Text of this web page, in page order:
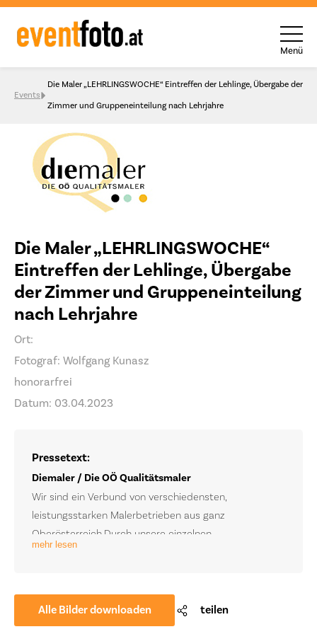
Skip to content
Menü
Events
Die Maler „LEHRLINGSWOCHE“ Eintreffen der Lehlinge, Übergabe der
Zimmer und Gruppeneinteilung nach Lehrjahre
Die Maler „LEHRLINGSWOCHE“
Eintreffen der Lehlinge, Übergabe
der Zimmer und Gruppeneinteilung
nach Lehrjahre
Ort:
Fotograf: Wolfgang Kunasz
honorarfrei
Datum: 03.04.2023
Pressetext:
Diemaler / Die OÖ Qualitätsmaler
Wir sind ein Verbund von verschiedensten,
leistungsstarken Malerbetrieben aus ganz
Oberösterreich.Durch unsere einzelnen
Kernkompetenzen der Betriebe und das übergreifende
regelmäßige Aus- und Weiterbildung von uns und
unseren Mitarbeitern, soll stehts den besten Standard
Jährlich organisiert der Verband unsere OÖ
freigestellt, trainiert und intensiv geschultAlte- und
neue Handwerkstechniken, Maschinenkunde,
mehr lesen
Alle Bilder downloaden teilen